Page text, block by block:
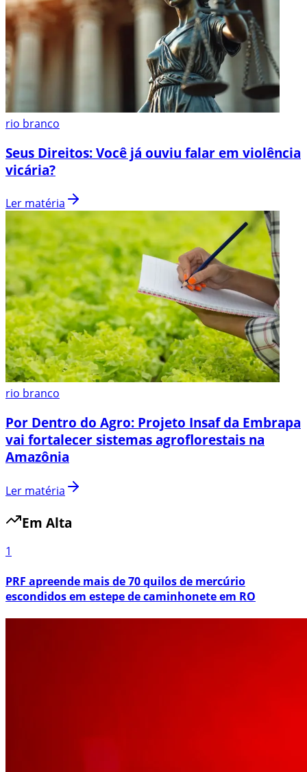
rio branco
Seus Direitos: Você já ouviu falar em violência
vicária?
Ler matéria
rio branco
Por Dentro do Agro: Projeto Insaf da Embrapa
vai fortalecer sistemas agroflorestais na
Amazônia
Ler matéria
Em Alta
1
PRF apreende mais de 70 quilos de mercúrio
escondidos em estepe de caminhonete em RO